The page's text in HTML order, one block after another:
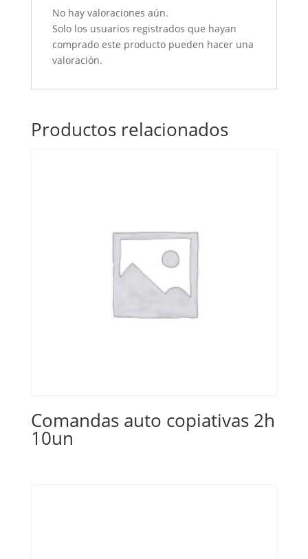
No hay valoraciones aún.
Solo los usuarios registrados que hayan
comprado este producto pueden hacer una
valoración.
Productos relacionados
Comandas auto copiativas 2h
10un